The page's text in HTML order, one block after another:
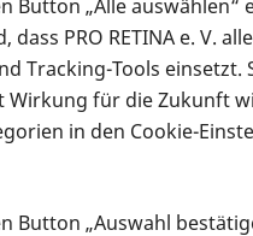
Button „Alle auswählen“
PRO RETINA e. V.
Tracking-Tools einsetzt.
Wirkung für die Zukunft
in den Cookie-
Button „Auswahl